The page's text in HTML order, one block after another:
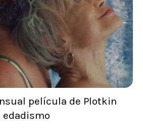
película de Plotkin
edadismo